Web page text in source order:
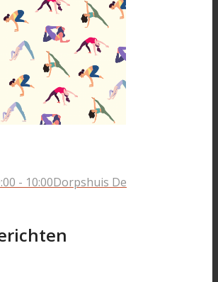
- 10:00Dorpshuis De